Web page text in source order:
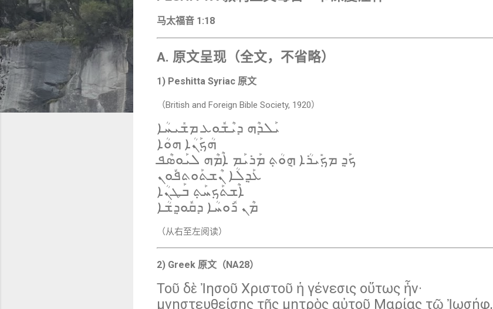
马太福音 1:18
A. 原文呈现（全文，不省略）
1) Peshitta Syriac 原文
（British and Foreign Bible Society, 1920）
ܝܰܠܕܶܗ ܕܝܶܫܽܘܥ ܡܫܺܝܚܳܐ
ܗܳܟ݂ܰܢܳܐ ܗܘܳܐ
ܟܰܕ݂ ܡܟ݂ܺܝܪܳܐ ܗ݈ܘܳܬ݂ ܡܰܪܝܰܡ ܐܶܡܶܗ ܠܝܰܘܣܶܦ
ܥܰܕ݂ܠܳܐ ܢܶܫܬܰܘܬܦܽܘܢ
ܐܶܫܬܰܟ݂ܚܰܬ݂ ܒܰܛܢܳܐ
ܡܶܢ ܪܽܘܚܳܐ ܕܩܽܘܕ݂ܫܳܐ
（从右至左阅读）
2) Greek 原文（NA28）
Τοῦ δὲ Ἰησοῦ Χριστοῦ ἡ γένεσις οὕτως ἦν·
μνηστευθείσης τῆς μητρὸς αὐτοῦ Μαρίας τῷ Ἰωσήφ,